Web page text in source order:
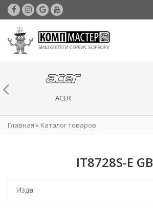
ACER
Главная » Каталог товаров
IT8728S-E GB